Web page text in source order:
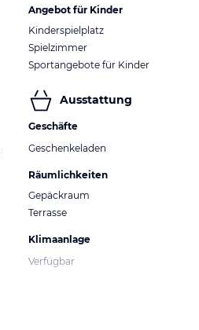
Angebot für Kinder
Kinderspielplatz
Spielzimmer
Sportangebote für Kinder
Ausstattung
Geschäfte
Geschenkeladen
Räumlichkeiten
Gepäckraum
Terrasse
Klimaanlage
Verfügbar